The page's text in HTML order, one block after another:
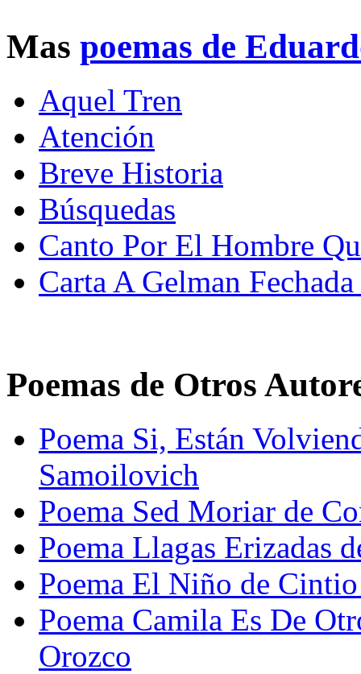
Mas poemas de
Aquel Tren
Atención
Breve Historia
Búsquedas
Canto Por El Hombre
Carta A Gelman
Poemas de Otros
Poema Si, Están
Samoilovich
Poema Sed Moriar de
Poema Llagas Erizadas
Poema El Niño de
Poema Camila Es De
Orozco